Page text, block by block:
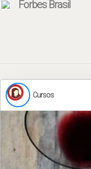
Forbes Brasil
Cursos